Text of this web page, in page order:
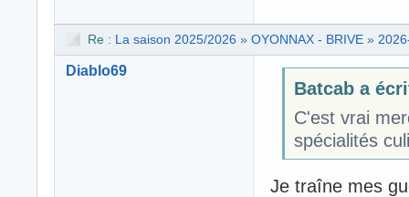
Re : La saison 2025/2026 » OYONNAX - BRIVE »
Diablo69
Batcab a
C'est vrai
spécialités
Je traîne mes